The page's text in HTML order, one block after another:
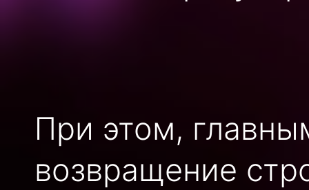
При этом,
возвращение